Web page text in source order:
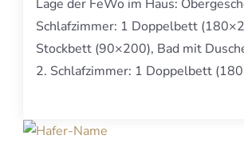
Lage der FeWo im Haus:
Schlafzimmer: 1 Doppelbett
Stockbett (90×200), Bad mit
2. Schlafzimmer: 1 Doppelbett